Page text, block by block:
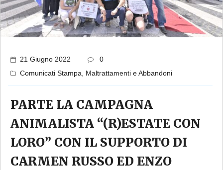
21 Giugno 2022
0
Comunicati Stampa, Maltrattamenti e Abbandoni
PARTE LA CAMPAGNA
ANIMALISTA “(R)ESTATE CON
LORO” CON IL SUPPORTO DI
CARMEN RUSSO ED ENZO